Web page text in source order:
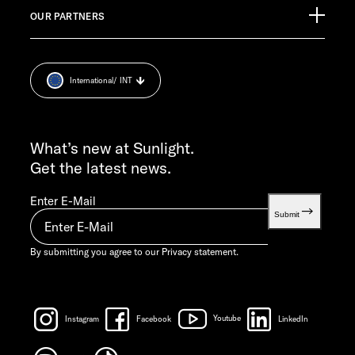
CUSTOMER SUPPORT
service@service.sunlight.de
MON-THU 7:30 AM – 12:00 PM AND 1:00 PM – 4:00 PM
FRI 7:30 AM – 12:00 PM
info@sunlight.de
Imprint
Cookie Consent
Weight information
OUR PARTNERS
What’s new at Sunlight.
Get the latest news.
Enter E-Mail
Submit
By submitting you agree to our Privacy statement.
Instagram Facebook Youtube LinkedIn
International / INT